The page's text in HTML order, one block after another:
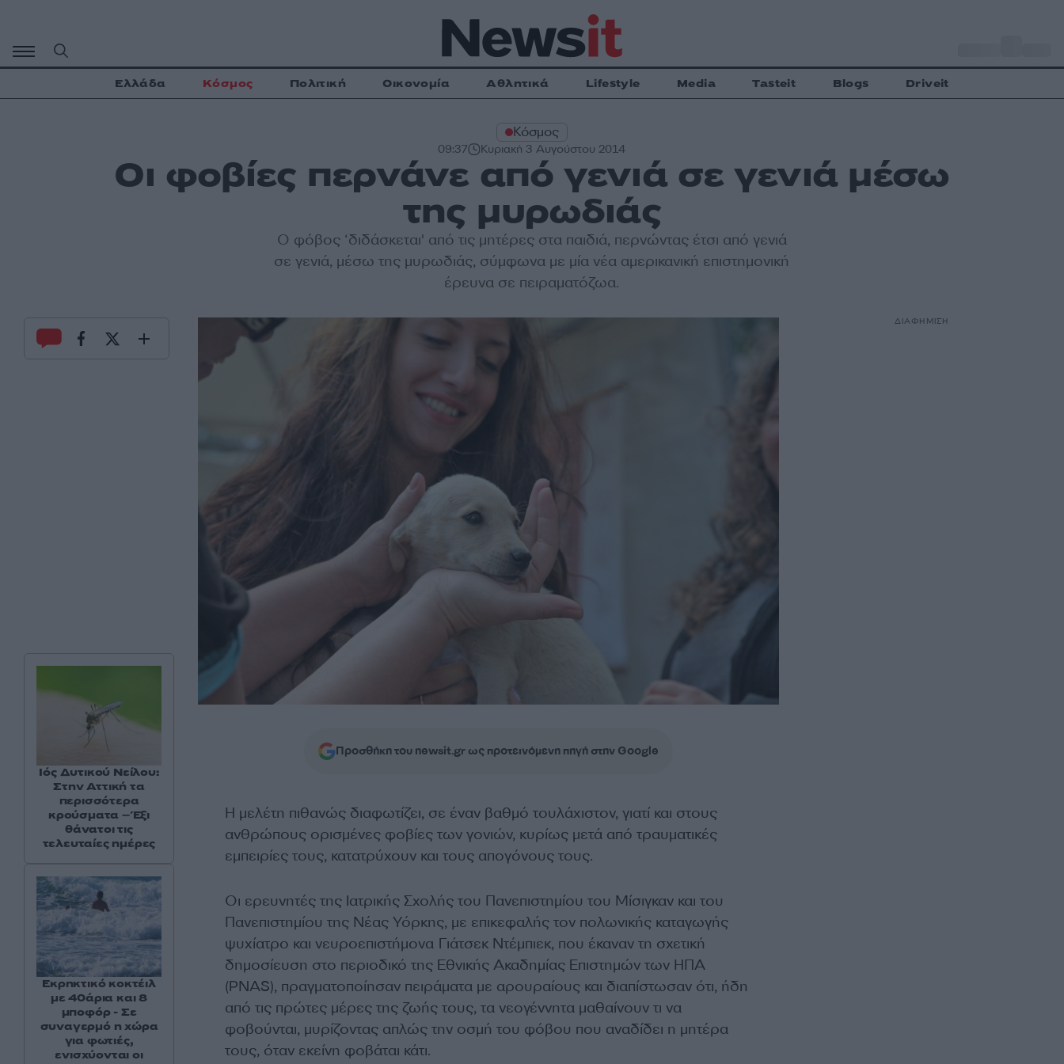
περιεχόμενο
Ελλάδα Κόσμος Πολιτική Οικονομία Αθλητικά Lifestyle Media Tasteit Blogs Driveit
Κόσμος
09:37 Κυριακή 3 Αυγούστου 2014
Οι φοβίες περνάνε από γενιά σε γενιά μέσω
της μυρωδιάς
Ο φόβος‘διδάσκεται' από τις μητέρες στα παιδιά, περνώντας έτσι από γενιά
σε γενιά, μέσω της μυρωδιάς, σύμφωνα με μία νέα αμερικανική επιστημονική
έρευνα σε πειραματόζωα.
Προσθήκη του newsit.gr ως προτεινόμενη πηγή στην Google
Η μελέτη πιθανώς διαφωτίζει, σε έναν βαθμό τουλάχιστον, γιατί και στους
ανθρώπους ορισμένες φοβίες των γονιών, κυρίως μετά από τραυματικές
εμπειρίες τους, κατατρύχουν και τους απογόνους τους.
Οι ερευνητές της Ιατρικής Σχολής του Πανεπιστημίου του Μίσιγκαν και του
Πανεπιστημίου της Νέας Υόρκης, με επικεφαλής τον πολωνικής καταγωγής
ψυχίατρο και νευροεπιστήμονα Γιάτσεκ Ντέμπιεκ, που έκαναν τη σχετική
δημοσίευση στο περιοδικό της Εθνικής Ακαδημίας Επιστημών των ΗΠΑ
(PNAS), πραγματοποίησαν πειράματα με αρουραίους και διαπίστωσαν ότι, ήδη
από τις πρώτες μέρες της ζωής τους, τα νεογέννητα μαθαίνουν τι να
φοβούνται, μυρίζοντας απλώς την οσμή του φόβου που αναδίδει η μητέρα
τους, όταν εκείνη φοβάται κάτι.
Ιός Δυτικού Νείλου:
Στην Αττική τα
περισσότερα
κρούσματα – Έξι
θάνατοι τις
τελευταίες ημέρες
Εκρηκτικό κοκτέιλ
με 40άρια και 8
μποφόρ - Σε
συναγερμό η χώρα
για φωτιές,
ενισχύονται οι
ΔΙΑΦΗΜΙΣΗ